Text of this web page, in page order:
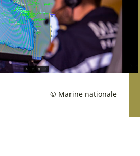
© Marine nationale